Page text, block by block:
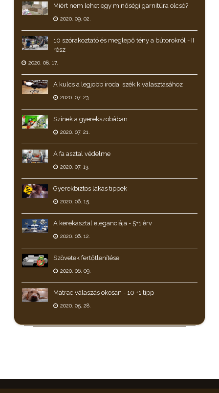
Miért nem lehet egy minőségi garnitúra olcsó?
2020. 09. 02.
10 szórakoztató és meglepő tény a bútorokról - II
rész
2020. 08. 17.
A kulcs a legjobb irodai szék kiválasztásához
2020. 07. 23.
Színek a gyerekszobában
2020. 07. 21.
A fa asztal védelme
2020. 07. 13.
Gyerekbiztos lakás tippek
2020. 06. 15.
A kerekasztal eleganciája - 5+1 érv
2020. 06. 12.
Szövetek fertőtlenítése
2020. 06. 09.
Matrac válaszás okosan - 10 +1 tipp
2020. 05. 28.